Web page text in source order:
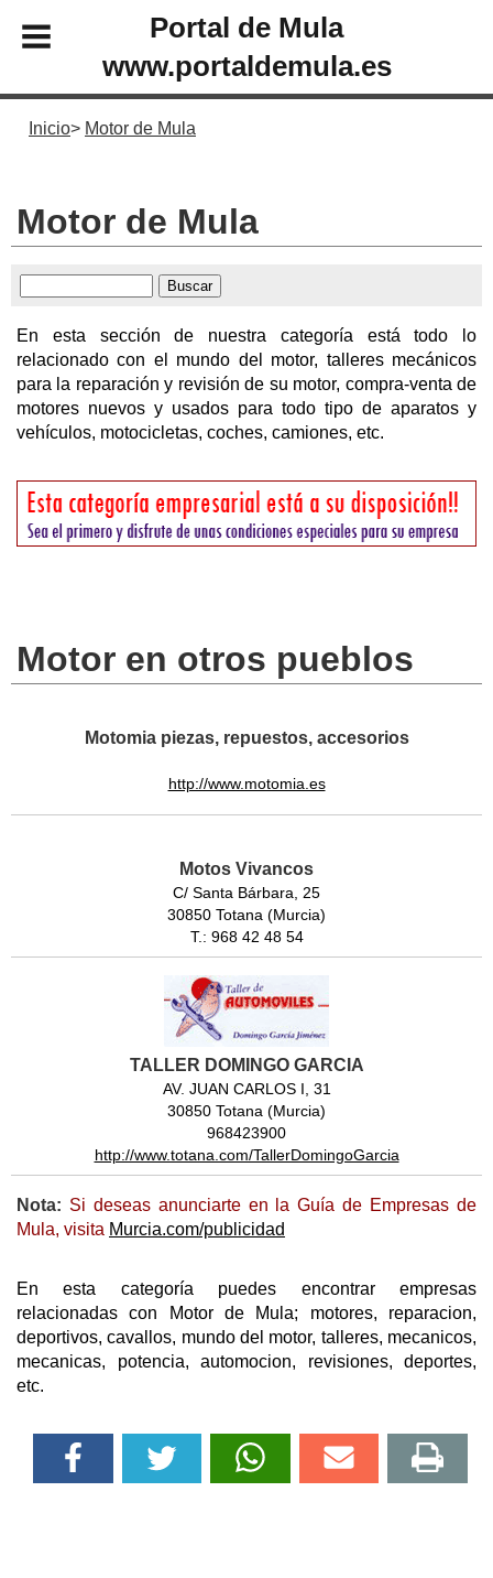
Portal de Mula
www.portaldemula.es
Inicio Motor de Mula
Motor de Mula
En esta sección de nuestra categoría está todo lo
relacionado con el mundo del motor, talleres mecánicos
para la reparación y revisión de su motor, compra-venta de
motores nuevos y usados para todo tipo de aparatos y
vehículos, motocicletas, coches, camiones, etc.
Motor en otros pueblos
Motomia piezas, repuestos, accesorios
http://www.motomia.es
Motos Vivancos
C/ Santa Bárbara, 25
30850 Totana (Murcia)
T.: 968 42 48 54
TALLER DOMINGO GARCIA
AV. JUAN CARLOS I, 31
30850 Totana (Murcia)
968423900
http://www.totana.com/TallerDomingoGarcia
Nota: Si deseas anunciarte en la Guía de Empresas de
Mula, visita Murcia.com/publicidad
En esta categoría puedes encontrar empresas
relacionadas con Motor de Mula; motores, reparacion,
deportivos, cavallos, mundo del motor, talleres, mecanicos,
mecanicas, potencia, automocion, revisiones, deportes,
etc.